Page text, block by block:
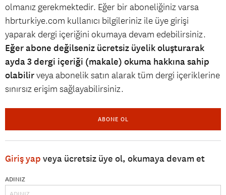
olmanız gerekmektedir. Eğer bir aboneliğiniz varsa
hbrturkiye.com kullanıcı bilgileriniz ile üye girişi
yaparak dergi içeriğini okumaya devam edebilirsiniz.
Eğer abone değilseniz ücretsiz üyelik oluşturarak
ayda 3 dergi içeriği (makale) okuma hakkına sahip
olabilirveya abonelik satın alarak tüm dergi içeriklerine
sınırsız erişim sağlayabilirsiniz.
ABONE OL
Giriş yap veya ücretsiz üye ol, okumaya devam et
ADINIZ